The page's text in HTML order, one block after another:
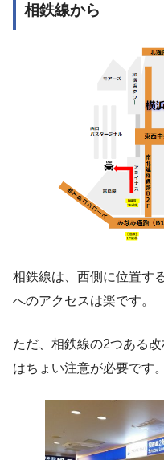
相鉄線から
相鉄線は、西側に位置す
へのアクセスは楽です。
ただ、相鉄線の2つある
はちょい注意が必要です。